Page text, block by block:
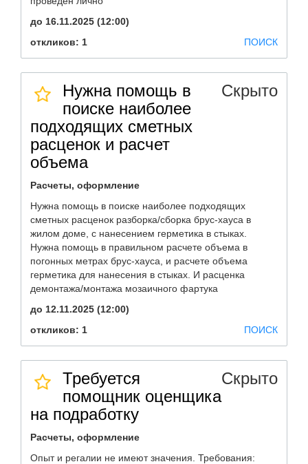
до 16.11.2025 (12:00)
откликов: 1
ПОИСК
Нужна помощь в
поиске наиболее
подходящих сметных
расценок и расчет
объема
Скрыто
Расчеты, оформление
Нужна помощь в поиске наиболее подходящих
сметных расценок разборка/сборка брус-хауса в
жилом доме, с нанесением герметика в стыках.
Нужна помощь в правильном расчете объема в
погонных метрах брус-хауса, и расчете объема
герметика для нанесения в стыках. И расценка
демонтажа/монтажа мозаичного фартука
до 12.11.2025 (12:00)
откликов: 1
ПОИСК
Требуется
помощник оценщика
на подработку
Скрыто
Расчеты, оформление
Опыт и регалии не имеют значения. Требования: